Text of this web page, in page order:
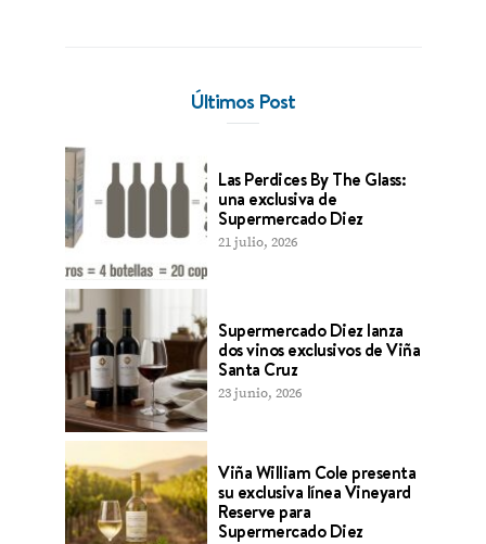
Últimos Post
Las Perdices By The Glass:
una exclusiva de
Supermercado Diez
21 julio, 2026
Supermercado Diez lanza
dos vinos exclusivos de Viña
Santa Cruz
23 junio, 2026
Viña William Cole presenta
su exclusiva línea Vineyard
Reserve para
Supermercado Diez